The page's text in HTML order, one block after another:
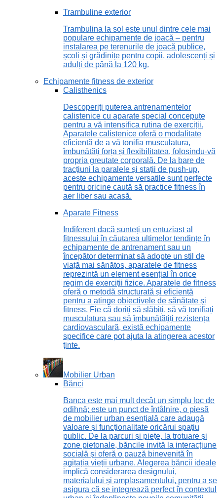
Trambuline exterior
Trambulina la sol este unul dintre cele mai
populare echipamente de joacă – pentru
instalarea pe terenurile de joacă publice,
școli și grădinițe pentru copii, adolescenți și
adulți de până la 120 kg.
Echipamente fitness de exterior
Calisthenics
Descoperiți puterea antrenamentelor
calistenice cu aparate special concepute
pentru a vă intensifica rutina de exerciții.
Aparatele calistenice oferă o modalitate
eficientă de a vă tonifia musculatura,
îmbunătăți forța și flexibilitatea, folosindu-vă
propria greutate corporală. De la bare de
tracțiuni la paralele și stații de push-up,
aceste echipamente versatile sunt perfecte
pentru oricine caută să practice fitness în
aer liber sau acasă.
Aparate Fitness
Indiferent dacă sunteți un entuziast al
fitnessului în căutarea ultimelor tendințe în
echipamente de antrenament sau un
începător determinat să adopte un stil de
viață mai sănătos, aparatele de fitness
reprezintă un element esențial în orice
regim de exerciții fizice. Aparatele de fitness
oferă o metodă structurată și eficientă
pentru a atinge obiectivele de sănătate și
fitness. Fie că doriți să slăbiți, să vă tonifiați
musculatura sau să îmbunătățiți rezistența
cardiovasculară, există echipamente
specifice care pot ajuta la atingerea acestor
ținte.
Mobilier Urban
Bănci
Banca este mai mult decât un simplu loc de
odihnă; este un punct de întâlnire, o piesă
de mobilier urban esențială care adaugă
valoare și funcționalitate oricărui spațiu
public. De la parcuri și piețe, la trotuare și
zone pietonale, băncile invită la interacțiune
socială și oferă o pauză binevenită în
agitația vieții urbane. Alegerea băncii ideale
implică considerarea designului,
materialului și amplasamentului, pentru a se
asigura că se integrează perfect în contextul